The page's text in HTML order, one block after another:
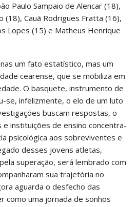
Paulo Sampaio de Alencar (18),
(18), Cauã Rodrigues Fratta (16),
Lopes (15) e Matheus Henrique
um fato estatístico, mas um
cearense, que se mobiliza em
O basquete, instrumento de
se, infelizmente, o elo de um luto
buscam respostas, o
instituições de ensino concentra-
psicológica aos sobreviventes e
desses jovens atletas,
superação, será lembrado com
sua trajetória no
aguarda o desfecho das
como uma jornada de sonhos